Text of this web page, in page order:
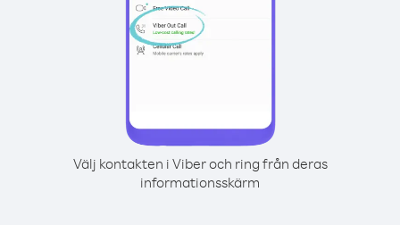
Välj kontakten i Viber och ring från deras
informationsskärm